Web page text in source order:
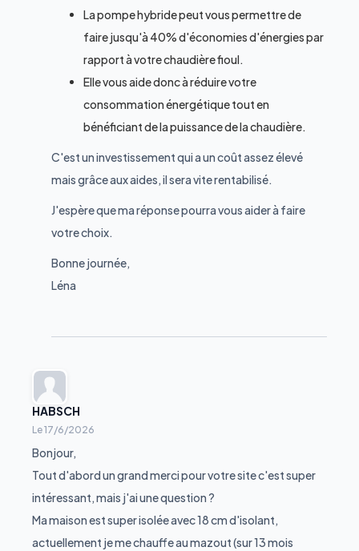
La pompe hybride peut vous permettre de
faire jusqu'à 40% d'économies d'énergies par
rapport à votre chaudière fioul.
Elle vous aide donc à réduire votre
consommation énergétique tout en
bénéficiant de la puissance de la chaudière.
C'est un investissement qui a un coût assez élevé
mais grâce aux aides, il sera vite rentabilisé.
J'espère que ma réponse pourra vous aider à faire
votre choix.
Bonne journée,
Léna
HABSCH
Le17/6/2026
Bonjour,
Tout d'abord un grand merci pour votre site c'est super
intéressant, mais j'ai une question ?
Ma maison est super isolée avec 18 cm d'isolant,
actuellement je me chauffe au mazout (sur 13 mois